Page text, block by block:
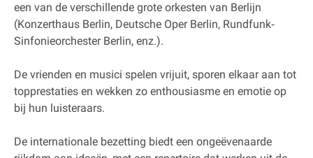
een van de verschillende grote orkesten van Berlijn
(Konzerthaus Berlin, Deutsche Oper Berlin, Rundfunk‐
Sinfonieorchester Berlin, enz.).
De vrienden en musici spelen vrijuit, sporen elkaar aan tot
topprestaties en wekken zo enthousiasme en emotie op
bij hun luisteraars.
De internationale bezetting biedt een ongeëvenaarde